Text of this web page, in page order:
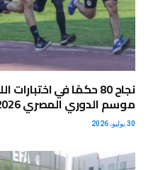
نجاح 80 حكمًا في
موسم الدوري المصري 2026-2027
30 يوليو، 2026